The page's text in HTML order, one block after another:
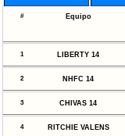
# Equipo
1 LIBERTY 14
2 NHFC 14
3 CHIVAS 14
4
RITCHIE VALENS